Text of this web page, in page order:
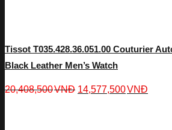
Tissot T035.428.36.051.00 Couturier
Black Leather Men’s Watch
20,408,500VNĐ 14,577,500VNĐ